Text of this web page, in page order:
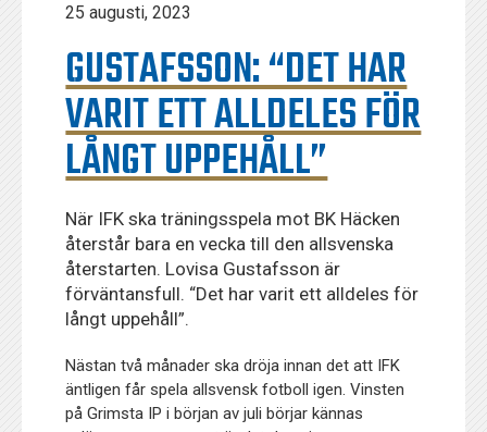
25 augusti, 2023
GUSTAFSSON: “DET HAR
VARIT ETT ALLDELES FÖR
LÅNGT UPPEHÅLL”
När IFK ska träningsspela mot BK Häcken
återstår bara en vecka till den allsvenska
återstarten. Lovisa Gustafsson är
förväntansfull. “Det har varit ett alldeles för
långt uppehåll”.
Nästan två månader ska dröja innan det att IFK
äntligen får spela allsvensk fotboll igen. Vinsten
på Grimsta IP i början av juli börjar kännas